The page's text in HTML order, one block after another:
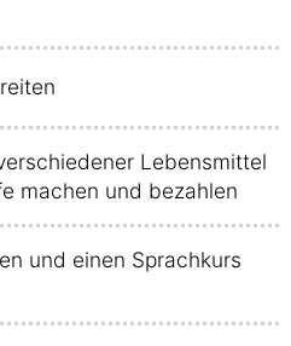
Lebensmittel
machen und bezahlen
und einen Sprachkurs